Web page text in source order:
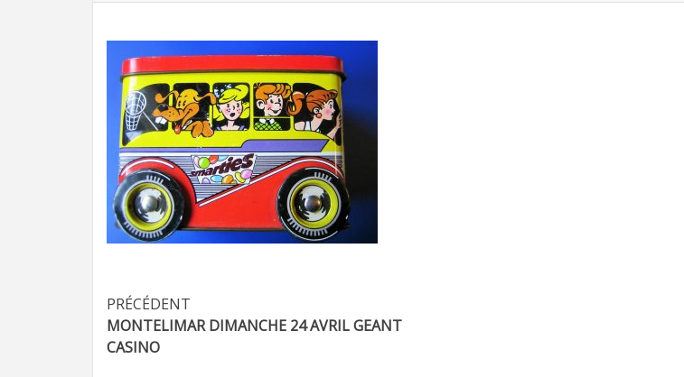
Navigation
d’article
PRÉCÉDENT
MONTELIMAR DIMANCHE 24 AVRIL GEANT
CASINO